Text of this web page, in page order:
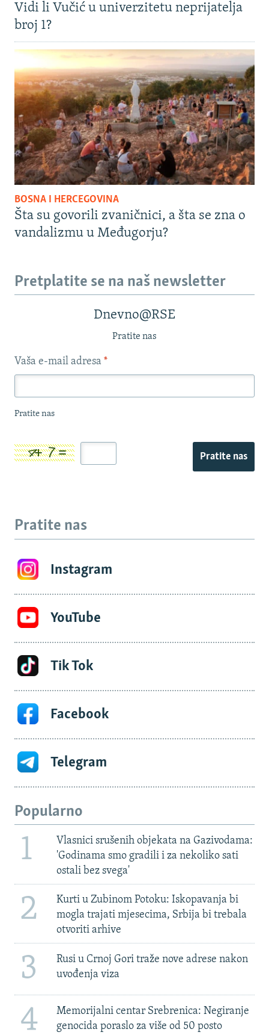
Vidi li Vučić u univerzitetu neprijatelja
broj 1?
BOSNA I HERCEGOVINA
Šta su govorili zvaničnici, a šta se zna o
vandalizmu u Međugorju?
Pretplatite se na naš newsletter
Dnevno@RSE
Pratite nas
Vaša e-mail adresa *
Pratite nas
Pratite nas
Pratite nas
Instagram
YouTube
Tik Tok
Facebook
Telegram
Popularno
1
Vlasnici srušenih objekata na Gazivodama:
'Godinama smo gradili i za nekoliko sati
ostali bez svega'
2
Kurti u Zubinom Potoku: Iskopavanja bi
mogla trajati mjesecima, Srbija bi trebala
otvoriti arhive
3
Rusi u Crnoj Gori traže nove adrese nakon
uvođenja viza
4
Memorijalni centar Srebrenica: Negiranje
genocida poraslo za više od 50 posto